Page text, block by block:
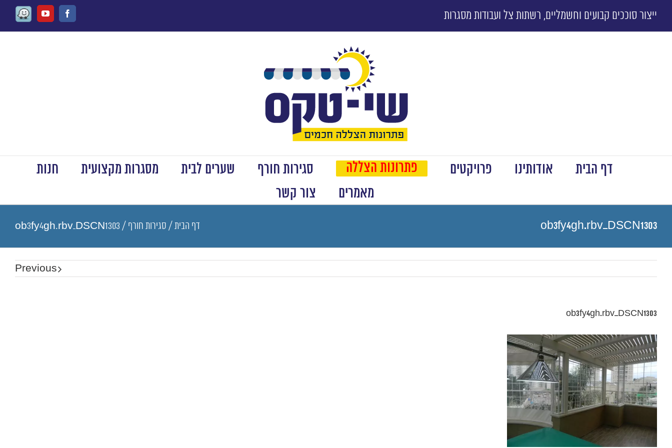
ייצור סוככים קבועים וחשמליים, רשתות צל ועבודות מסגרות Facebook
Youtube
Waze
דף הבית אודותינו פרויקטים פתרונות הצללה סגירות חורף שערים לבית מסגרות מקצועית
חנות
מאמרים
צור קשר
ob3fy4gh.rbv_DSCN1303 דף הבית / סגירות חורף /
ob3fy4gh.rbv_DSCN1303
Previous
ob3fy4gh.rbv_DSCN1303